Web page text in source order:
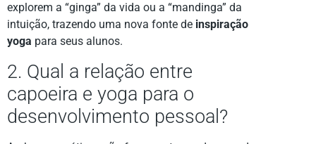
explorem a “ginga” da vida ou a “mandinga” da
intuição, trazendo uma nova fonte de inspiração
yoga para seus alunos.
2. Qual a relação entre
capoeira e yoga para o
desenvolvimento pessoal?